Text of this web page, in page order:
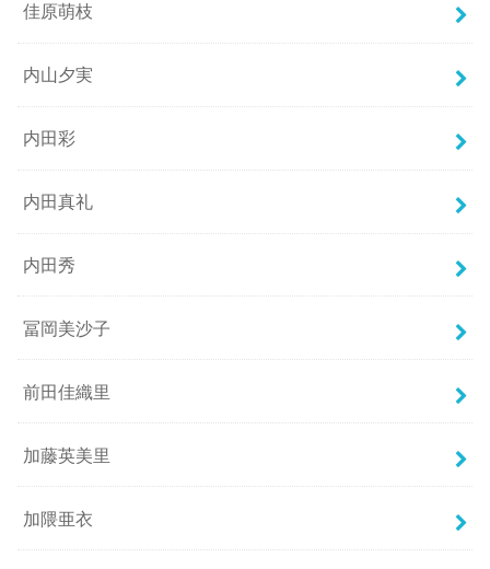
佳原萌枝
内山夕実
内田彩
内田真礼
内田秀
冨岡美沙子
前田佳織里
加藤英美里
加隈亜衣